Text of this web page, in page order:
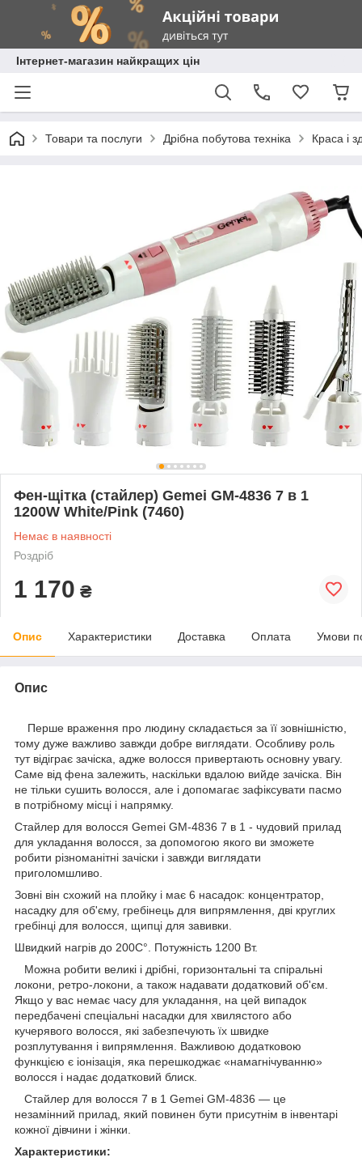
Інтернет-магазин найкращих цін
Товари та послуги Дрібна побутова техніка Краса і
Фен-щітка (стайлер) Gemei GM-4836 7 в 1
1200W White/Pink (7460)
Немає в наявності
Роздріб
1 170 ₴
Опис Характеристики Доставка Оплата Умови
Опис
Перше враження про людину складається за її зовнішністю,
тому дуже важливо завжди добре виглядати. Особливу роль
тут відіграє зачіска, адже волосся привертають основну увагу.
Саме від фена залежить, наскільки вдалою вийде зачіска. Він
не тільки сушить волосся, але і допомагає зафіксувати пасмо
в потрібному місці і напрямку.
Стайлер для волосся Gemei GM-4836 7 в 1 - чудовий прилад
для укладання волосся, за допомогою якого ви зможете
робити різноманітні зачіски і завжди виглядати
приголомшливо.
Зовні він схожий на плойку і має 6 насадок: концентратор,
насадку для об'єму, гребінець для випрямлення, дві круглих
гребінці для волосся, щипці для завивки.
Швидкий нагрів до 200C°. Потужність 1200 Вт.
Можна робити великі і дрібні, горизонтальні та спіральні
локони, ретро-локони, а також надавати додатковий об'єм.
Якщо у вас немає часу для укладання, на цей випадок
передбачені спеціальні насадки для хвилястого або
кучерявого волосся, які забезпечують їх швидке
розплутування і випрямлення. Важливою додатковою
функцією є іонізація, яка перешкоджає «намагнічуванню»
волосся і надає додатковий блиск.
Стайлер для волосся 7 в 1 Gemei GM-4836 — це
незамінний прилад, який повинен бути присутнім в інвентарі
кожної дівчини і жінки.
Характеристики: